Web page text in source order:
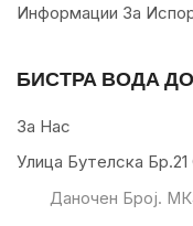
Информации За
БИСТРА ВОДА
За Нас
Улица Бутелска Бр.21
Даночен Број.